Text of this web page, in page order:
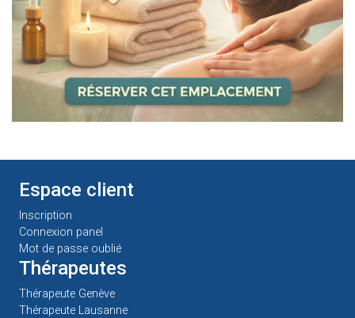
Espace client
Inscription
Connexion panel
Mot de passe oublié
Thérapeutes
Thérapeute Genève
Thérapeute Lausanne